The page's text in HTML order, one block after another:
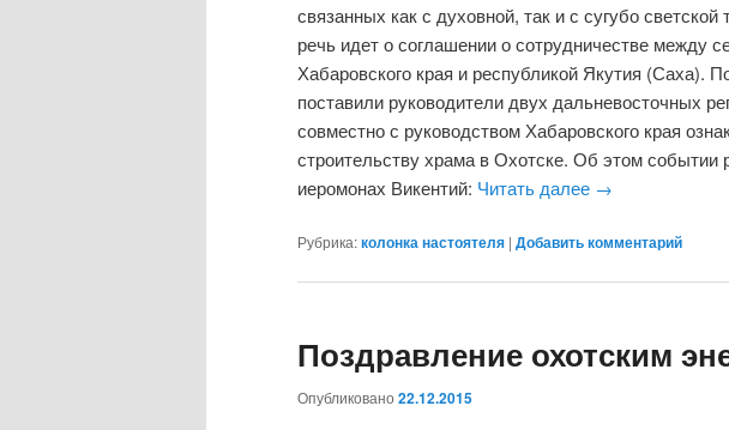
связанных как с духовной, так и с сугубо
речь идет о соглашении о сотрудничестве между
Хабаровского края и республикой Якутия (Саха).
поставили руководители двух дальневосточных
совместно с руководством Хабаровского края
строительству храма в Охотске. Об этом событии
иеромонах Викентий: Читать далее →
Рубрика:колонка настоятеля | Добавить комментарий
Поздравление охотским
Опубликовано 22.12.2015